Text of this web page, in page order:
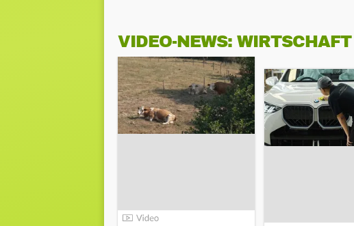
VIDEO-NEWS: WIRTSCHAFT